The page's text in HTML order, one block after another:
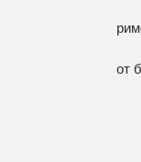
от